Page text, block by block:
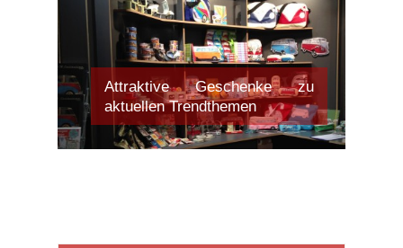
Attraktive Geschenke zu
aktuellen Trendthemen